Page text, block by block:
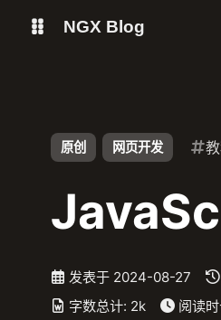
备用链接
NGX Blog
原创 网页开发
发表于 2024-08-27
字数总计: 2k 阅读
shift A 打开/关闭中控
shift M 播放/暂停音乐
shift D 深色/浅色显示模
shift R